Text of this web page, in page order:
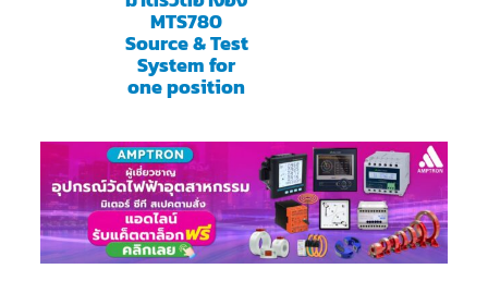
MTS780
Source & Test
System for
one position